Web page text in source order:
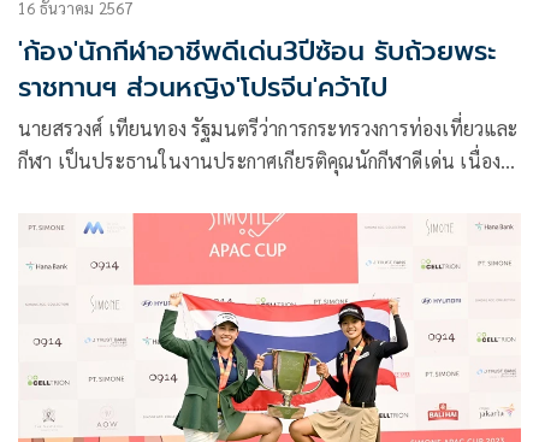
16 ธันวาคม 2567
'ก้อง'นักกีฬาอาชีพดีเด่น3ปีซ้อน รับถ้วยพระ
ราชทานฯ ส่วนหญิง'โปรจีน'คว้าไป
นายสรวงศ์ เทียนทอง รัฐมนตรีว่าการกระทรวงการท่องเที่ยวและ
กีฬา เป็นประธานในงานประกาศเกียรติคุณนักกีฬาดีเด่น เนื่อง
พยาบาล ที่ปรึกษารัฐมนตรีว่าการกระทรวงการท่องเที่ยวและ
กีฬา, นายจักรพล ตั้งสุทธิธรรม ผู้ช่วยรัฐมนตรีว่าการกระทรวง
การท่องเที่ยวและกีฬา, นางสาวนัทรียา ทวีวงศ์ ปลัดกระทรวงการ
ท่องเที่ยวและกีฬา, ก้องศักด ยอดมณี ผู้ว่าการการกีฬาแห่ง
ประเทศไทย (กกท.), ผู้บริหาร กกท., บุคลากรทางการกีฬา และ
นักกีฬา ร่วมงาน ณ อินดอร์สเตเดี้ยม หัวหมาก กกท. เมื่อวัน
จันทร์ ที่ 16 ธันวาคม 2567 ที่ผ่านมา